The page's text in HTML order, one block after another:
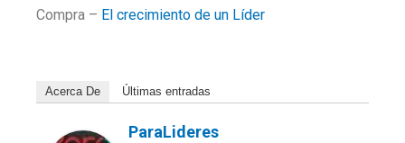
Compra – El crecimiento de un Líder
Acerca De Últimas entradas
ParaLideres